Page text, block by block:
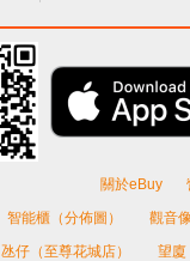
關於eBuy
智能櫃（分佈圖）
觀音
氹仔（至尊花城店） 望廈